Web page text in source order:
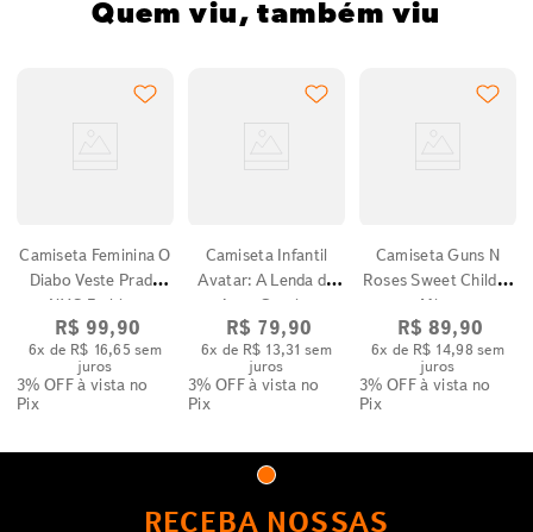
Quem viu, também viu
Camiseta Feminina O
Diabo Veste Prada
NYC Fashion
R$ 99,90
6x de R$ 16,65 sem
juros
3% OFFà vista no
Pix
Camiseta Infantil
Avatar: A Lenda de
Aang Gravity
R$ 79,90
6x de R$ 13,31 sem
juros
3% OFFà vista no
Pix
Camiseta Guns N
Roses Sweet Child O
Mine
R$ 89,90
6x de R$ 14,98 sem
juros
3% OFFà vista no
Pix
RECEBA NOSSAS